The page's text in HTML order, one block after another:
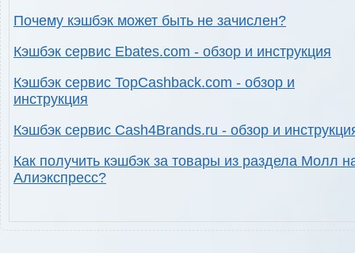
Почему кэшбэк может быть не зачислен?
Кэшбэк сервис Ebates.com - обзор и инструкция
Кэшбэк сервис TopCashback.com - обзор и
инструкция
Кэшбэк сервис Cash4Brands.ru - обзор и
Как получить кэшбэк за товары из раздела Молл
Алиэкспресс?